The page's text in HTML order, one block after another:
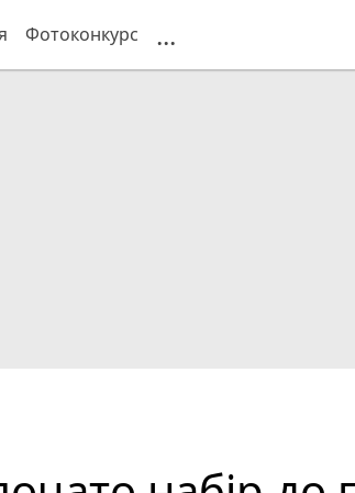
Фотоконкурс ...